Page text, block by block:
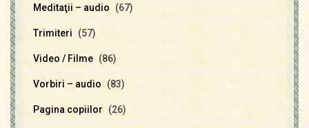
Meditaţii – audio (67)
Trimiteri (57)
Video / Filme (86)
Vorbiri – audio (83)
Pagina copiilor (26)